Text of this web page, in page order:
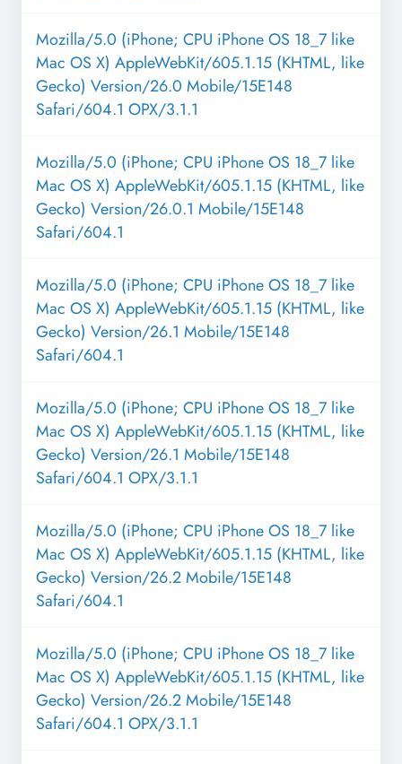
Mozilla/5.0 (iPhone; CPU iPhone OS 18_7 like
Mac OS X) AppleWebKit/605.1.15 (KHTML, like
Gecko) Version/26.0 Mobile/15E148
Safari/604.1 OPX/3.1.1
Mozilla/5.0 (iPhone; CPU iPhone OS 18_7 like
Mac OS X) AppleWebKit/605.1.15 (KHTML, like
Gecko) Version/26.0.1 Mobile/15E148
Safari/604.1
Mozilla/5.0 (iPhone; CPU iPhone OS 18_7 like
Mac OS X) AppleWebKit/605.1.15 (KHTML, like
Gecko) Version/26.1 Mobile/15E148
Safari/604.1
Mozilla/5.0 (iPhone; CPU iPhone OS 18_7 like
Mac OS X) AppleWebKit/605.1.15 (KHTML, like
Gecko) Version/26.1 Mobile/15E148
Safari/604.1 OPX/3.1.1
Mozilla/5.0 (iPhone; CPU iPhone OS 18_7 like
Mac OS X) AppleWebKit/605.1.15 (KHTML, like
Gecko) Version/26.2 Mobile/15E148
Safari/604.1
Mozilla/5.0 (iPhone; CPU iPhone OS 18_7 like
Mac OS X) AppleWebKit/605.1.15 (KHTML, like
Gecko) Version/26.2 Mobile/15E148
Safari/604.1 OPX/3.1.1